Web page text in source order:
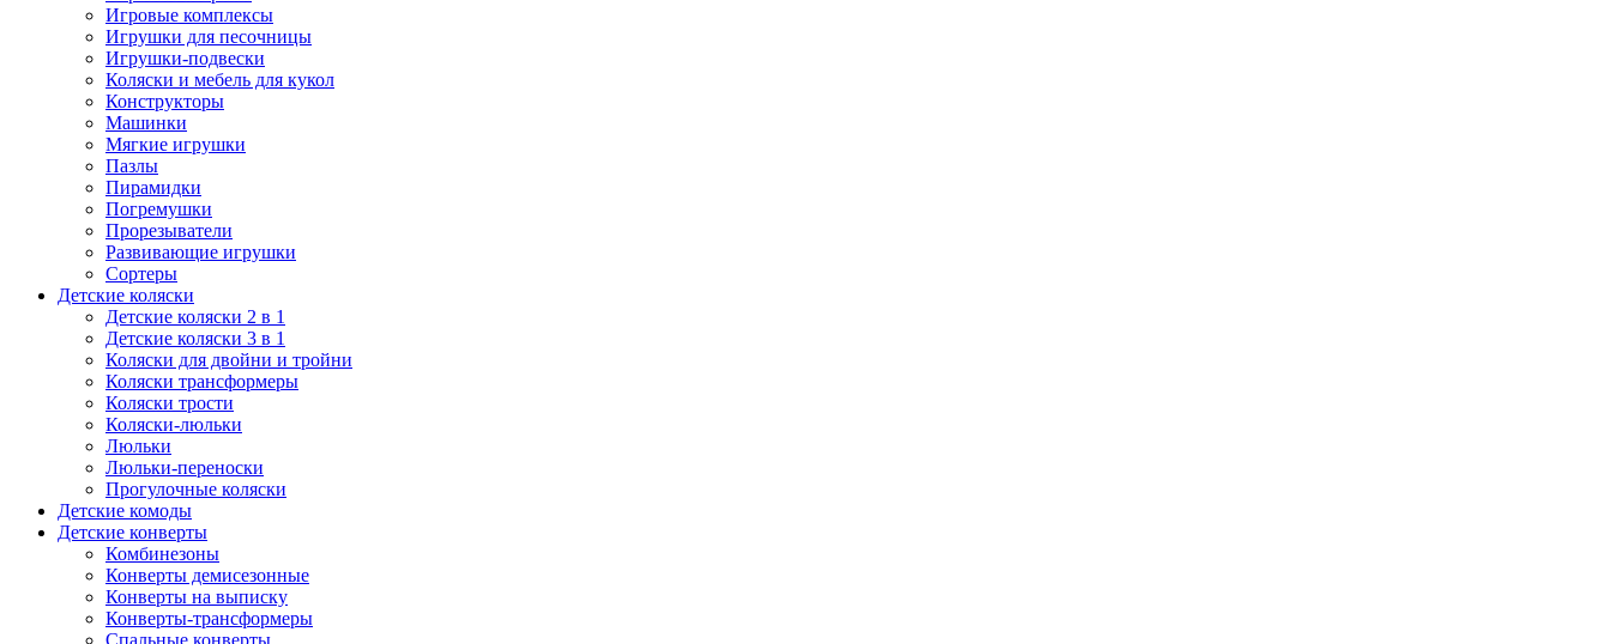
Игровые комплексы
Игрушки для песочницы
Игрушки-подвески
Коляски и мебель для кукол
Конструкторы
Машинки
Мягкие игрушки
Пазлы
Пирамидки
Погремушки
Прорезыватели
Развивающие игрушки
Сортеры
Детские коляски
Детские коляски 2 в 1
Детские коляски 3 в 1
Коляски для двойни и тройни
Коляски трансформеры
Коляски трости
Коляски-люльки
Люльки
Люльки-переноски
Прогулочные коляски
Детские комоды
Детские конверты
Комбинезоны
Конверты демисезонные
Конверты на выписку
Конверты-трансформеры
Спальные конверты